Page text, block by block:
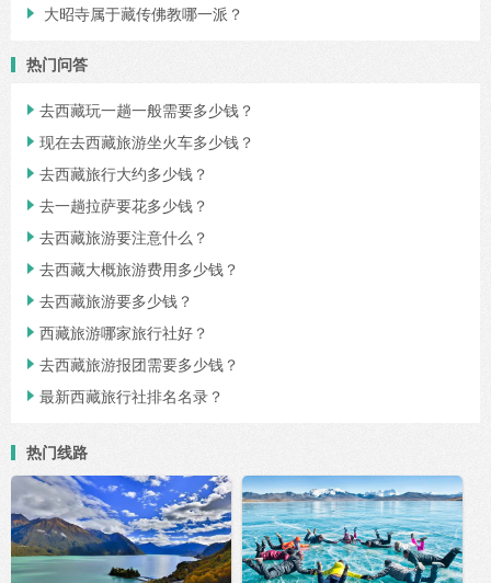
 大昭寺属于藏传佛教哪一派？
热门问答
 去西藏玩一趟一般需要多少钱？
 现在去西藏旅游坐火车多少钱？
 去西藏旅行大约多少钱？
 去一趟拉萨要花多少钱？
 去西藏旅游要注意什么？
 去西藏大概旅游费用多少钱？
 去西藏旅游要多少钱？
 西藏旅游哪家旅行社好？
 去西藏旅游报团需要多少钱？
 最新西藏旅行社排名名录？
热门线路